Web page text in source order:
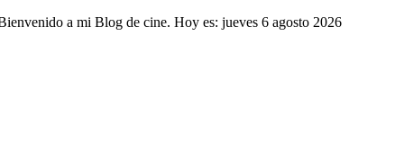
Saltar
a mi Blog de cine. Hoy es: jueves 6 agosto 2026